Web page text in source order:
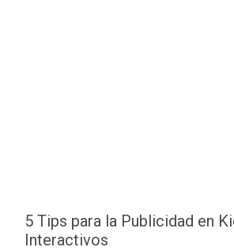
5 Tips para la Publicidad en
Interactivos